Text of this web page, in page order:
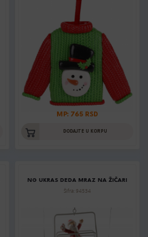
MP: 765 RSD
DODAJTE U KORPU
NG UKRAS DEDA MRAZ NA ŽIČARI
Šifra: 94534